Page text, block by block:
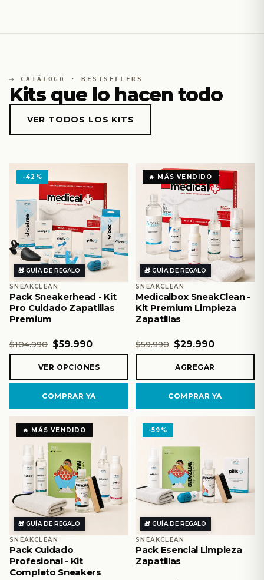
CATÁLOGO · BESTSELLERS
Kits que lo hacen todo
VER TODOS LOS KITS
-42%
🎁 GUÍA DE REGALO
SNEAKCLEAN
Pack Sneakerhead - Kit
Pro Cuidado Zapatillas
Premium
$104.990 $59.990
VER OPCIONES
COMPRAR YA
🔥 MÁS VENDIDO
🎁 GUÍA DE REGALO
SNEAKCLEAN
Medicalbox SneakClean -
Kit Premium Limpieza
Zapatillas
$59.990 $29.990
AGREGAR
COMPRAR YA
🔥 MÁS VENDIDO
🎁 GUÍA DE REGALO
SNEAKCLEAN
Pack Cuidado
Profesional - Kit
Completo Sneakers
-59%
🎁 GUÍA DE REGALO
SNEAKCLEAN
Pack Esencial Limpieza
Zapatillas